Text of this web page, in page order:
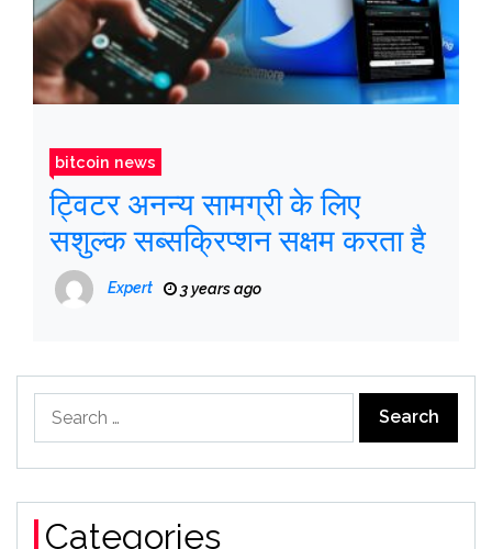
bitcoin news
ट्विटर अनन्य सामग्री के लिए
सशुल्क सब्सक्रिप्शन सक्षम करता है
Expert 3 years ago
for:
Categories